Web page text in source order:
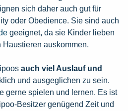
sich daher auch gut für
oder Obedience. Sie sind auch
geeignet, da sie Kinder lieben
auskommen.
auch viel Auslauf und
und ausgeglichen zu sein.
gerne spielen und lernen. Es ist
Besitzer genügend Zeit und